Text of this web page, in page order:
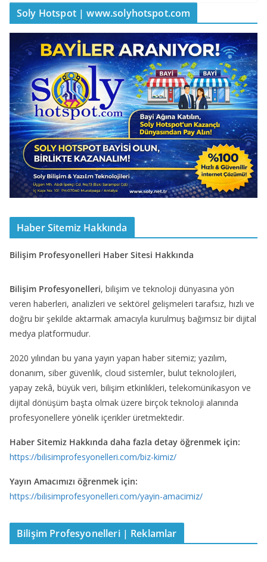
Soly Hotspot | www.solyhotspot.com
Haber Sitemiz Hakkında
Bilişim Profesyonelleri Haber Sitesi Hakkında
Bilişim Profesyonelleri, bilişim ve teknoloji dünyasına yön
veren haberleri, analizleri ve sektörel gelişmeleri tarafsız, hızlı ve
doğru bir şekilde aktarmak amacıyla kurulmuş bağımsız bir dijital
medya platformudur.
2020 yılından bu yana yayın yapan haber sitemiz; yazılım,
donanım, siber güvenlik, cloud sistemler, bulut teknolojileri,
yapay zekâ, büyük veri, bilişim etkinlikleri, telekomünikasyon ve
dijital dönüşüm başta olmak üzere birçok teknoloji alanında
profesyonellere yönelik içerikler üretmektedir.
Haber Sitemiz Hakkında daha fazla detay öğrenmek için:
https://bilisimprofesyonelleri.com/biz-kimiz/
Yayın Amacımızı öğrenmek için:
https://bilisimprofesyonelleri.com/yayin-amacimiz/
Bilişim Profesyonelleri | Reklamlar